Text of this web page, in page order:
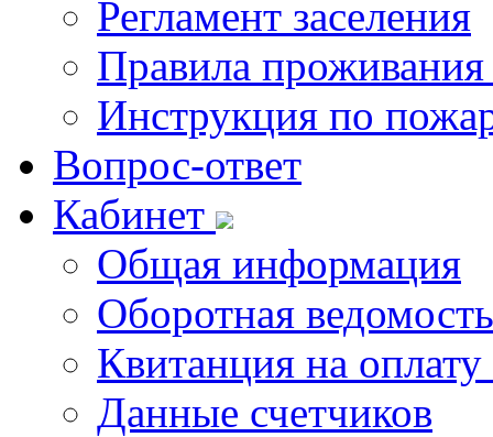
Регламент заселения
Правила
Инструкция по
Вопрос-ответ
Кабинет
Общая информация
Оборотная ведомость
Квитанция на
Данные счетчиков